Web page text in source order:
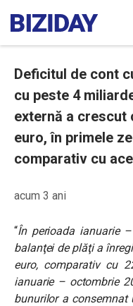
Deficitul de cont
cu peste 4
externă a crescut
euro, în primele
comparativ cu
acum 3 ani
“În perioada ianuarie
balanţei de plăţi a
euro, comparativ cu
ianuarie – octombrie
bunurilor a